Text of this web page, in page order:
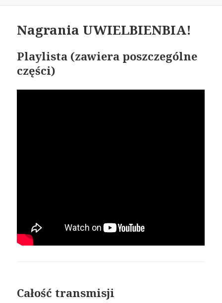
Nagrania UWIELBIENBIA!
Playlista (zawiera poszczególne
części)
Całość transmisji